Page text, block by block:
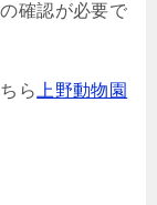
確認が必要で
ら 上野動物園